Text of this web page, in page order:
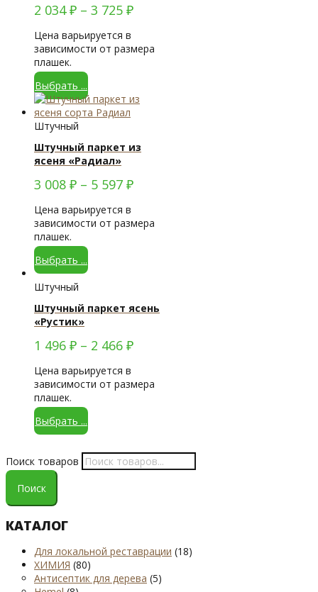
Поиск товаров
Поиск
КАТАЛОГ
Для локальной реставрации (18)
ХИМИЯ (80)
Антисептик для дерева (5)
2 034₽ – 3 725 ₽
Цена варьируется в
зависимости от размера
плашек.
Выбрать ...
Штучный
Штучный паркет из
ясеня «Радиал»
3 008 ₽ – 5 597 ₽
Цена варьируется в
зависимости от размера
плашек.
Выбрать ...
Штучный
Штучный паркет ясень
«Рустик»
1 496 ₽ – 2 466 ₽
Цена варьируется в
зависимости от размера
плашек.
Выбрать ...